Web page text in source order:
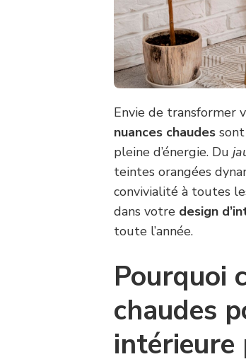
Envie de transformer
nuances chaudes
pleine d’énergie. Du
teintes orangées
convivialité à toutes
dans votre design
toute l’année.
Pourquoi
chaudes
intérieure